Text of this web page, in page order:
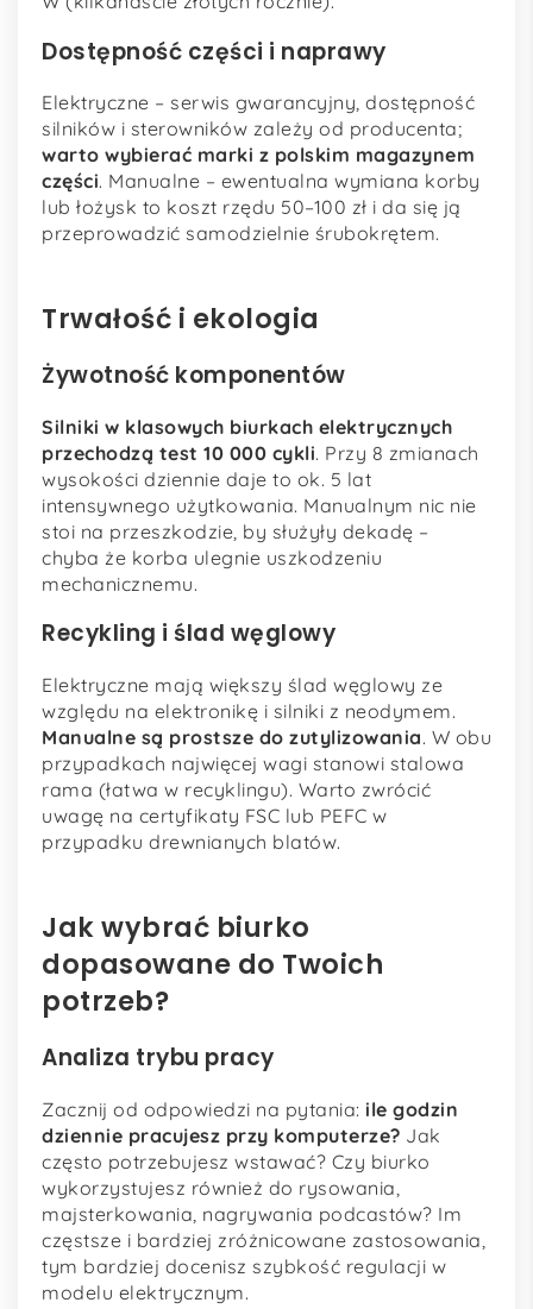
Dostępność części i naprawy
Elektryczne – serwis gwarancyjny, dostępność
silników i sterowników zależy od producenta;
warto wybierać marki z polskim magazynem
części. Manualne – ewentualna wymiana korby
lub łożysk to koszt rzędu 50–100 zł i da się ją
przeprowadzić samodzielnie śrubokrętem.
Trwałość i ekologia
Żywotność komponentów
Silniki w klasowych biurkach elektrycznych
przechodzą test 10 000 cykli. Przy 8 zmianach
wysokości dziennie daje to ok. 5 lat
intensywnego użytkowania. Manualnym nic nie
stoi na przeszkodzie, by służyły dekadę –
chyba że korba ulegnie uszkodzeniu
mechanicznemu.
Recykling i ślad węglowy
Elektryczne mają większy ślad węglowy ze
względu na elektronikę i silniki z neodymem.
Manualne są prostsze do zutylizowania. W obu
przypadkach najwięcej wagi stanowi stalowa
rama (łatwa w recyklingu). Warto zwrócić
uwagę na certyfikaty FSC lub PEFC w
przypadku drewnianych blatów.
Jak wybrać biurko
dopasowane do Twoich
potrzeb?
Analiza trybu pracy
Zacznij od odpowiedzi na pytania: ile godzin
dziennie pracujesz przy komputerze? Jak
często potrzebujesz wstawać? Czy biurko
wykorzystujesz również do rysowania,
majsterkowania, nagrywania podcastów? Im
częstsze i bardziej zróżnicowane zastosowania,
tym bardziej docenisz szybkość regulacji w
modelu elektrycznym.